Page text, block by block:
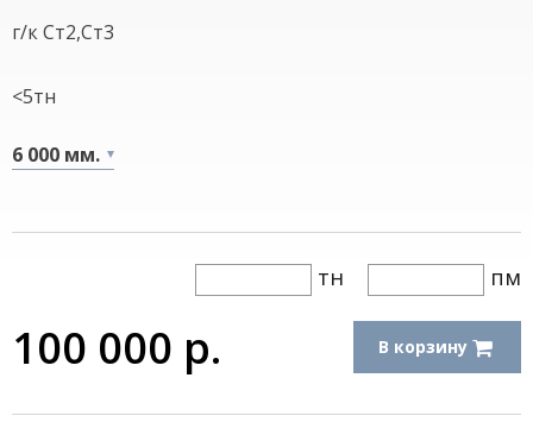
г/к Ст2,Ст3
<5тн
6 000 мм.
тн пм
100 000 р. В корзину